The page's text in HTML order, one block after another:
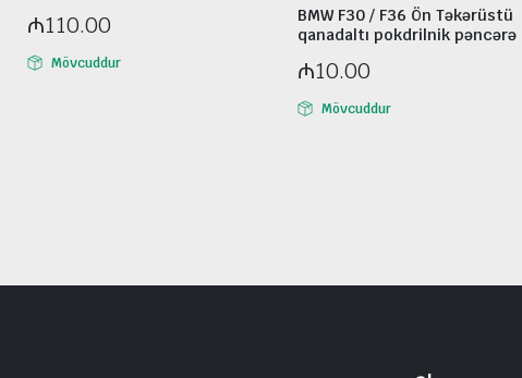
₼110.00
Mövcuddur
BMW F30 / F36 Ön Təkərüstü
qanadaltı pokdrilnik pəncərə
₼10.00
Mövcuddur